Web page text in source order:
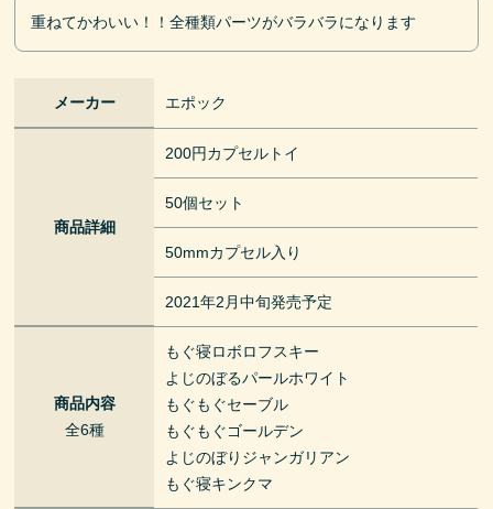
重ねてかわいい！！全種類パーツがバラバラになります
メーカー エポック
商品詳細
200円カプセルトイ
50個セット
50mmカプセル入り
2021年2月中旬発売予定
商品内容
全6種
もぐ寝ロボロフスキー
よじのぼるパールホワイト
もぐもぐセーブル
もぐもぐゴールデン
よじのぼりジャンガリアン
もぐ寝キンクマ